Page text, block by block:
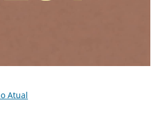
Atual